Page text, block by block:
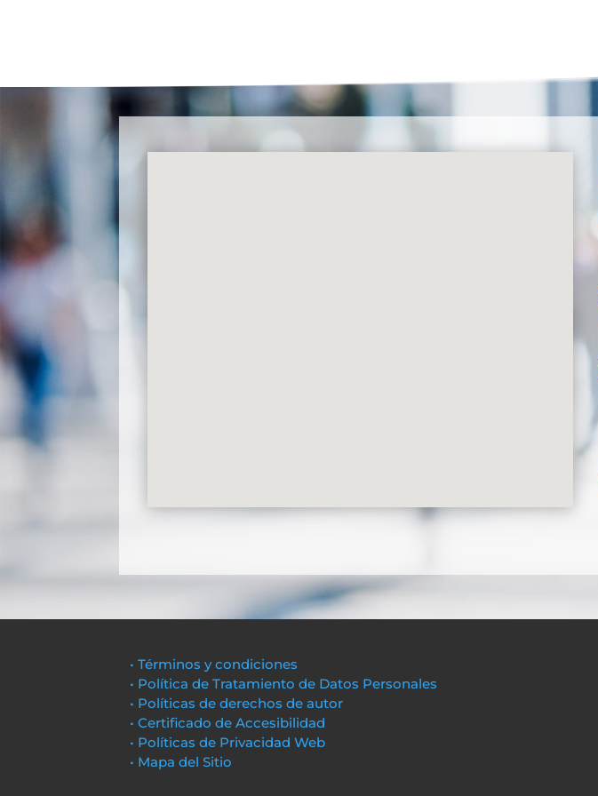
• Términos y condiciones
• Política de Tratamiento de Datos Personales
• Políticas de derechos de autor
• Certificado de Accesibilidad
• Políticas de Privacidad Web
• Mapa del Sitio